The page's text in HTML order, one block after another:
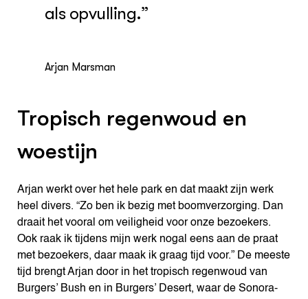
als opvulling.”
Arjan Marsman
Tropisch regenwoud en
woestijn
Arjan werkt over het hele park en dat maakt zijn werk
heel divers. “Zo ben ik bezig met boomverzorging. Dan
draait het vooral om veiligheid voor onze bezoekers.
Ook raak ik tijdens mijn werk nogal eens aan de praat
met bezoekers, daar maak ik graag tijd voor.” De meeste
tijd brengt Arjan door in het tropisch regenwoud van
Burgers’ Bush en in Burgers’ Desert, waar de Sonora-